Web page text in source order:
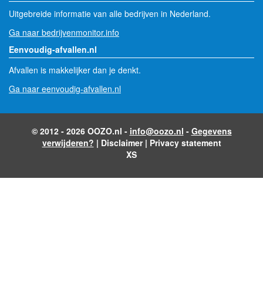
Uitgebreide informatie van alle bedrijven in Nederland.
Ga naar bedrijvenmonitor.info
Eenvoudig-afvallen.nl
Afvallen is makkelijker dan je denkt.
Ga naar eenvoudig-afvallen.nl
© 2012 - 2026 OOZO.nl - info@oozo.nl - Gegevens
verwijderen? | Disclaimer| Privacy statement
XS